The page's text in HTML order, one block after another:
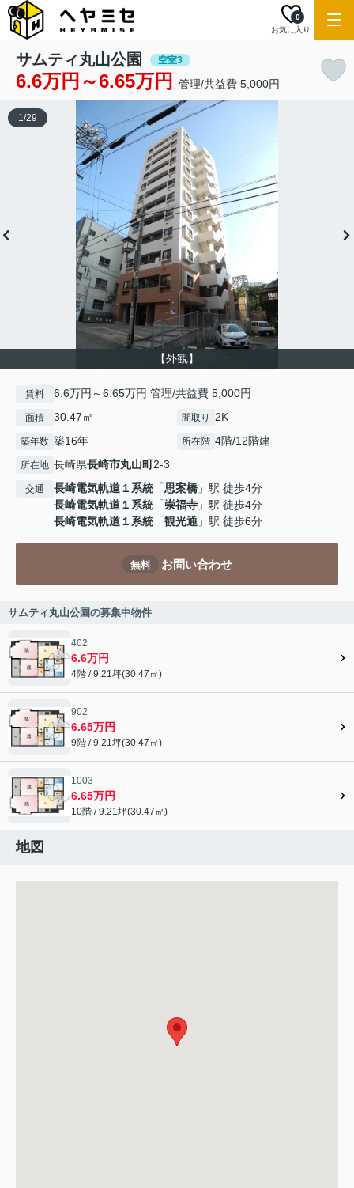
お気に入り
0
サムティ丸山公園 空室3
6.6万円～6.65万円 管理/共益費 5,000円
【外観】
1/29
賃料 6.6万円～6.65万円 管理/共益費 5,000円
面積 30.47㎡ 間取り 2K
築年数 築16年 所在階 4階/12階建
所在地 長崎県長崎市丸山町2-3
交通 長崎電気軌道１系統「思案橋 」駅 徒歩4分
長崎電気軌道１系統「崇福寺 」駅 徒歩4分
長崎電気軌道１系統「観光通 」駅 徒歩6分
無料 お問い合わせ
サムティ丸山公園の募集中物件
402
6.6万円
4階 / 9.21坪(30.47㎡)
902
6.65万円
9階 / 9.21坪(30.47㎡)
1003
6.65万円
10階 / 9.21坪(30.47㎡)
地図